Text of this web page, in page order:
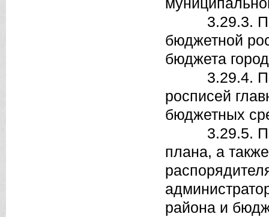
3.29.3.
бюджетной
бюджета
3.29.4.
росписей
бюджетных
3.29.5.
плана, а
района и